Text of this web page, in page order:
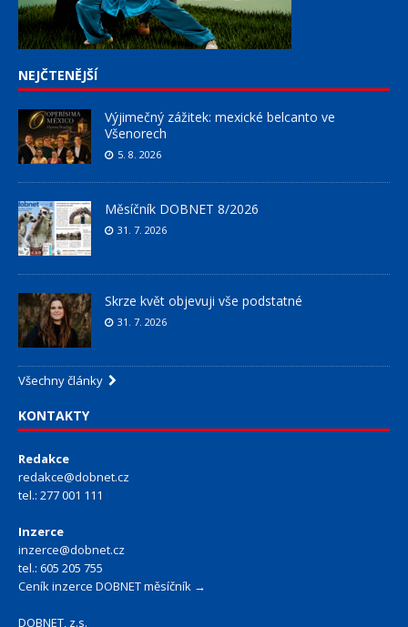
NEJČTENĚJŠÍ
Výjimečný zážitek: mexické belcanto ve
Všenorech
5. 8. 2026
Měsíčník DOBNET 8/2026
31. 7. 2026
Skrze květ objevuji vše podstatné
31. 7. 2026
Všechny články
KONTAKTY
Redakce
redakce@dobnet.cz
tel.: 277 001 111
Inzerce
inzerce@dobnet.cz
tel.: 605 205 755
Ceník inzerce DOBNET měsíčník →
DOBNET, z.s.